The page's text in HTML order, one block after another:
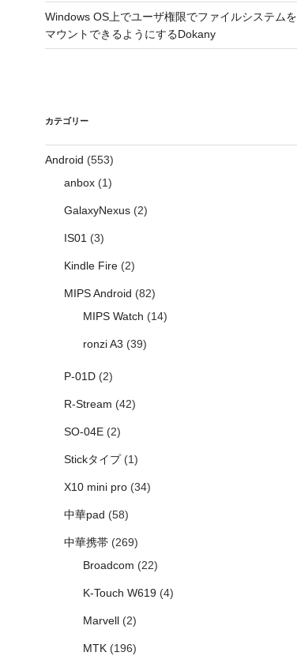
Windows OS上でユーザ権限でファイルシステムを
マウントできるようにするDokany
カテゴリー
Android (553)
anbox(1)
GalaxyNexus(2)
IS01(3)
Kindle Fire(2)
MIPS Android (82)
MIPS Watch (14)
ronzi A3 (39)
P-01D(2)
R-Stream (42)
SO-04E(2)
Stickタイプ(1)
X10 mini pro(34)
中華pad (58)
中華携帯(269)
Broadcom (22)
K-Touch W619(4)
Marvell(2)
MTK(196)